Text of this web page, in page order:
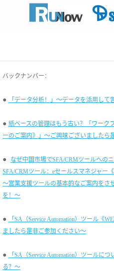
バックナンバー：
● 「データ分析！」～データを活用して
● 紙ベースの管理はもう古い？「ワーク
ーのご案内》」～ご興味ございましたら
●
なぜ中国市場でSFA/CRMツールへの
SFA/CRMツール：eセールスマネジャー
～営業支援ツールの基本的なご案内をさ
を！～
●
「SA（Service Automation）ツール《
ましたら是非ご参加ください～
●
「SA（Service Automation）ツールに
る？～